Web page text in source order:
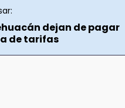
dejan de pagar
de tarifas